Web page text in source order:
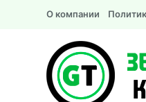
О компании